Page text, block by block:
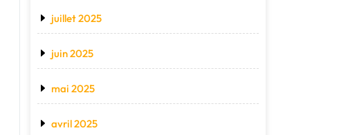
juillet 2025
juin 2025
mai 2025
avril 2025